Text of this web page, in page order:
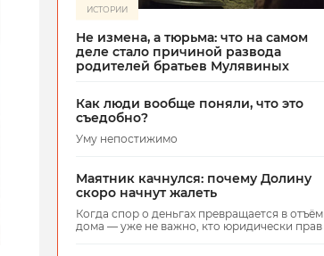
ИСТОРИИ
Не измена, а тюрьма: что на самом
деле стало причиной развода
родителей братьев Мулявиных
Как люди вообще поняли, что это
съедобно?
Уму непостижимо
Маятник качнулся: почему Долину
скоро начнут жалеть
Когда спор о деньгах превращается в отъём
дома — уже не важно, кто юридически прав